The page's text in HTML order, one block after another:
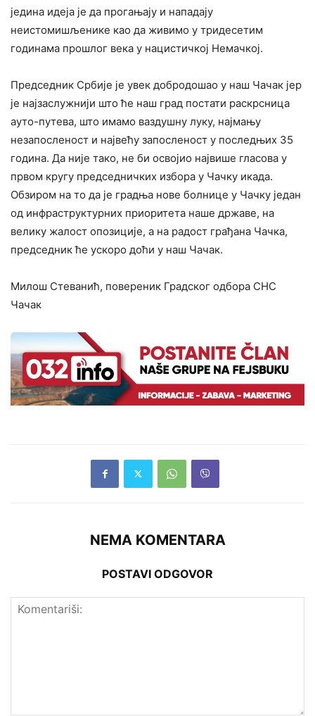
једина идеја је да прогањају и нападају
неистомишљенике као да живимо у тридесетим
годинама прошлог века у нацистичкој Немачкој.
Председник Србије је увек добродошао у наш Чачак јер
је најзаслужнији што ће наш град постати раскрсница
ауто-путева, што имамо ваздушну луку, најмању
незапосленост и највећу запосленост у последњих 35
година. Да није тако, не би освојио највише гласова у
првом кругу председничких избора у Чачку икада.
Обзиром на то да је градња нове болнице у Чачку један
од инфраструктурних приоритета наше државе, на
велику жалост опозиције, а на радост грађана Чачка,
председник ће ускоро доћи у наш Чачак.
Милош Стеванић, повереник Градског одбора СНС
Чачак
NEMA KOMENTARA
POSTAVI ODGOVOR